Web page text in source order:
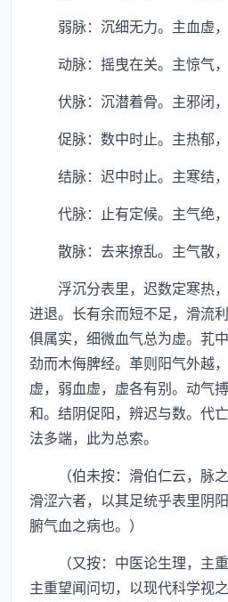
弱脉：沉细无力。主血虚，
动脉：摇曳在关。主惊气，
伏脉：沉潜着骨。主邪闭，
促脉：数中时止。主热郁，
结脉：迟中时止。主寒结，
代脉：止有定候。主气绝，
散脉：去来撩乱。主气散，
浮沉分表里，迟数定寒热
进退。长有余而短不足，滑流
俱属实，细微血气总为虚。芤
劲而木侮脾经。革则阳气外越
虚，弱血虚，虚各有别。动气
和。结阴促阳，辨迟与数。代
法多端，此为总索。
（伯未按：滑伯仁云，脉
滑涩六者，以其足统乎表里阴
腑气血之病也。）
（又按：中医论生理，主重
主重望闻问切，以现代科学视